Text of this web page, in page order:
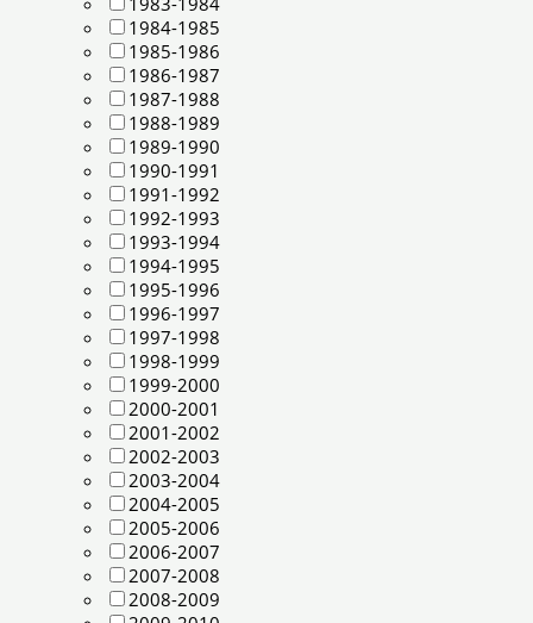
1984-1985
1985-1986
1986-1987
1987-1988
1988-1989
1989-1990
1990-1991
1991-1992
1992-1993
1993-1994
1994-1995
1995-1996
1996-1997
1997-1998
1998-1999
1999-2000
2000-2001
2001-2002
2002-2003
2003-2004
2004-2005
2005-2006
2006-2007
2007-2008
2008-2009